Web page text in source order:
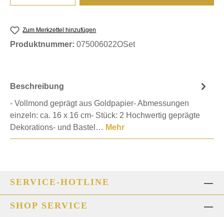
Zum Merkzettel hinzufügen
Produktnummer: 075006022OSet
Beschreibung
- Vollmond geprägt aus Goldpapier- Abmessungen
einzeln: ca. 16 x 16 cm- Stück: 2 Hochwertig geprägte
Dekorations- und Bastel… Mehr
SERVICE-HOTLINE
SHOP SERVICE